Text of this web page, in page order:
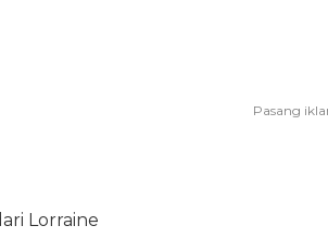
Lorraine